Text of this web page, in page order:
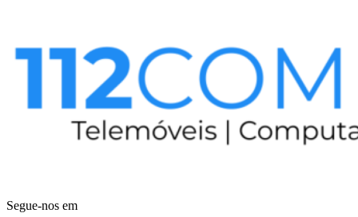
Segue-nos em